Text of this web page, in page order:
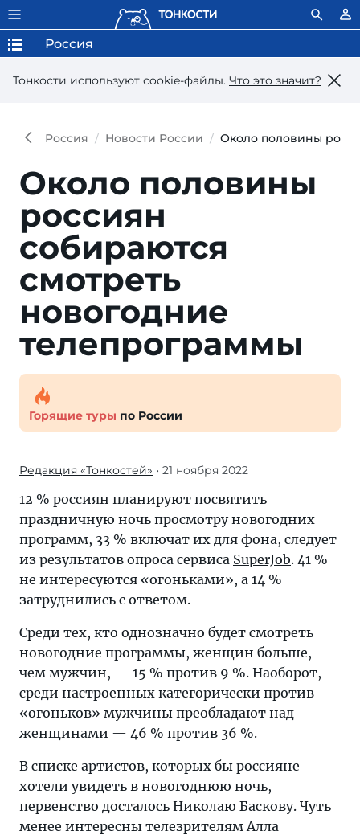
Тонкости используют сookie-файлы. Что это значит?
Россия
Россия Новости России Около половины
Около половины
россиян
собираются
смотреть
новогодние
телепрограммы
Горящие туры по России
Редакция «Тонкостей» • 21 ноября 2022
12 % россиян планируют посвятить
праздничную ночь просмотру новогодних
программ, 33 % включат их для фона, следует
из результатов опроса сервиса SuperJob. 41 %
не интересуются «огоньками», а 14 %
затруднились с ответом.
Среди тех, кто однозначно будет смотреть
новогодние программы, женщин больше,
чем мужчин, — 15 % против 9 %. Наоборот,
среди настроенных категорически против
«огоньков» мужчины преобладают над
женщинами — 46 % против 36 %.
В списке артистов, которых бы россияне
хотели увидеть в новогоднюю ночь,
первенство досталось Николаю Баскову. Чуть
менее интересны телезрителям Алла